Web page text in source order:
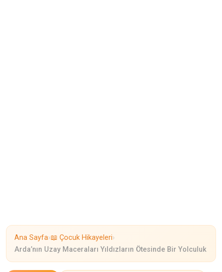
Ana Sayfa›📖 Çocuk Hikayeleri›
Arda’nın Uzay Maceraları Yıldızların Ötesinde Bir Yolculuk